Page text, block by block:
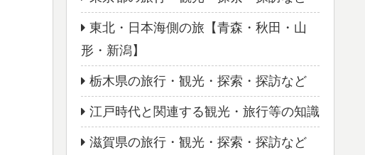
東北・日本海側の旅【青森・秋田・山
形・新潟】
栃木県の旅行・観光・探索・探訪など
江戸時代と関連する観光・旅行等の知識
滋賀県の旅行・観光・探索・探訪など